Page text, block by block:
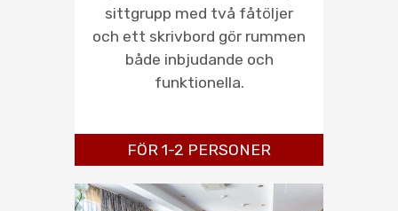
sittgrupp med två fåtöljer
och ett skrivbord gör rummen
både inbjudande och
funktionella.
FÖR 1-2 PERSONER